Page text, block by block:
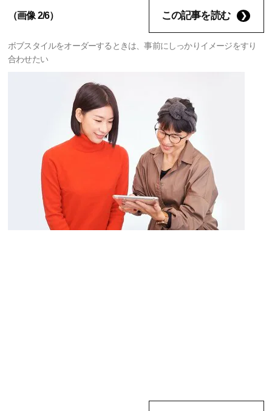
（画像 2/6） この記事を読む
ボブスタイルをオーダーするときは、事前にしっかりイメージをすり
合わせたい